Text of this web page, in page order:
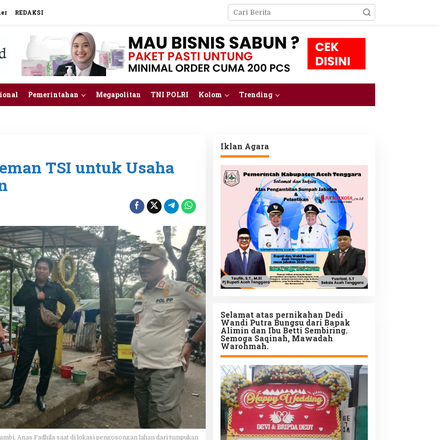
REDAKSI
Pemerintahan Megapolitan TNI POLRI Kolom Trending
TSI untuk Usaha
Anas Fadhila saat di lokasi pengosongan lahan dari tumpukan
Iklan Agara
Selamat atas pernikahan Dedi
Wandi Putra Bungsu dari Bapak
Alimin dan Ibu Betti Sembiring.
Semoga Saqinah, Mawadah
Warohmah.